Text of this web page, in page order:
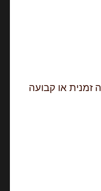
זמנית או קבועה